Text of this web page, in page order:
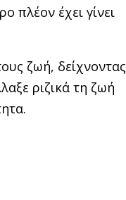
πλέον έχει γίνει
ζωή, δείχνοντας
ριζικά τη ζωή